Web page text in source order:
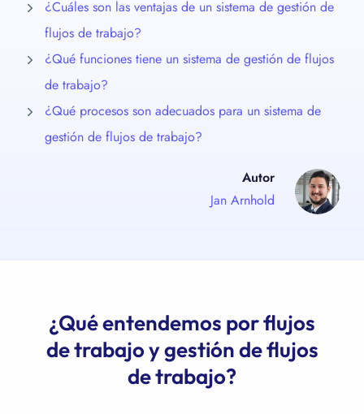
¿Cuáles son las ventajas de un sistema de gestión de
flujos de trabajo?
¿Qué funciones tiene un sistema de gestión de flujos
de trabajo?
¿Qué procesos son adecuados para un sistema de
gestión de flujos de trabajo?
Autor
Jan Arnhold
¿Qué entendemos por flujos
de trabajo y gestión de flujos
de trabajo?